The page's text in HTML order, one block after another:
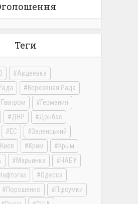
Теги
Авдеевка
Верховная Рада
Газпром
Германия
ДНР
Донбас
ЕС
Зеленський
Киев Крим
Крым
Марьинка
НАБУ
Нафтогаз
Одесса
Порошенко
Підсумки